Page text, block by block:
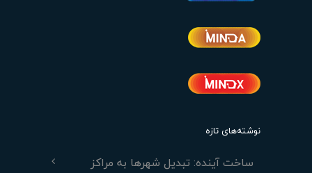
نوشته‌های تازه
ساخت آینده: تبدیل شهرها به مراکز